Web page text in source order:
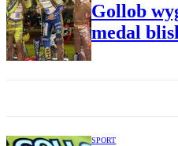
Gollob
medal
SPORT